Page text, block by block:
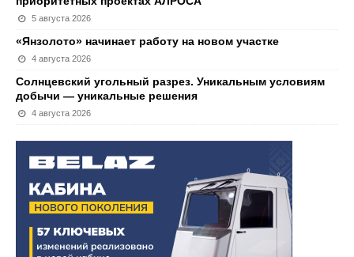
5 августа 2026
«Янзолото» начинает работу на новом участке
4 августа 2026
Солнцевский угольный разрез. Уникальным условиям
добычи — уникальные решения
4 августа 2026